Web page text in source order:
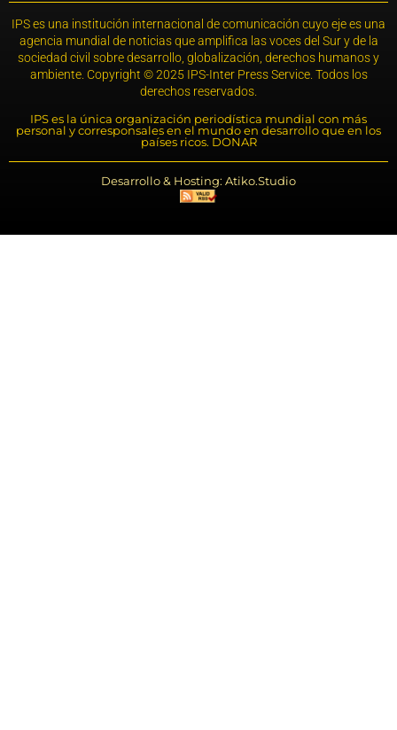
IPS es una institución internacional de comunicación cuyo eje es una
agencia mundial de noticias que amplifica las voces del Sur y de la
sociedad civil sobre desarrollo, globalización, derechos humanos y
ambiente. Copyright © 2025 IPS-Inter Press Service. Todos los
derechos reservados.
IPS es la única organización periodística mundial con más
personal y corresponsales en el mundo en desarrollo que en los
países ricos. DONAR
Desarrollo & Hosting: Atiko.Studio